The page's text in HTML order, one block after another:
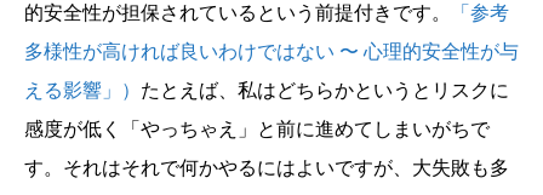
的安全性が担保されているという前提付きです。
「参考
多様性が高ければ良いわけではない 〜 心理的安全性が与
える影響」） たとえば、私はどちらかというとリスクに
感度が低く「やっちゃえ」と前に進めてしまいがちで
す。それはそれで何かやるにはよいですが、大失敗も多